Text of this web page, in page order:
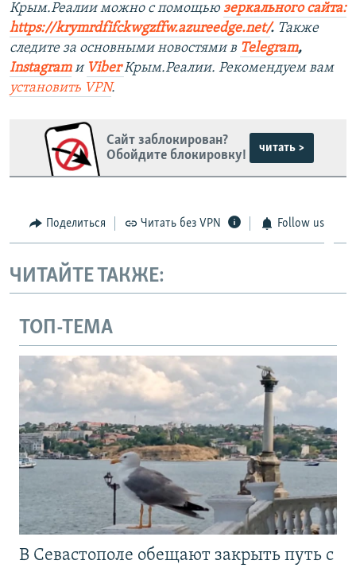
Крым.Реалии можно с помощью зеркального сайта:
https://krymrdfifckwgzffw.azureedge.net/. ​ Также
следите за основными новостями в Telegram,
Instagram и ViberКрым.Реалии. Рекомендуем вам
установить VPN.
Сайт заблокирован?
Обойдите блокировку!
читать >
Поделиться Читать без VPN Follow us
ЧИТАЙТЕ ТАКЖЕ:
ТОП-ТЕМА
В Севастополе обещают закрыть путь с